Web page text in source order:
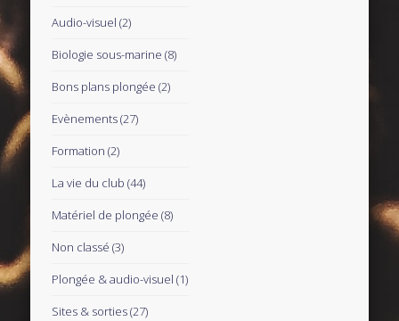
Audio-visuel (2)
Biologie sous-marine (8)
Bons plans plongée (2)
Evènements(27)
Formation (2)
La vie du club (44)
Matériel de plongée (8)
Non classé (3)
Plongée & audio-visuel (1)
Sites & sorties(27)